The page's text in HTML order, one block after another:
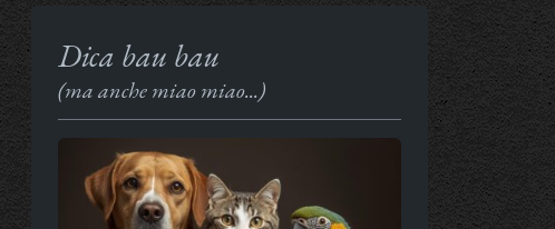
Dica bau bau
(ma anche miao miao...)